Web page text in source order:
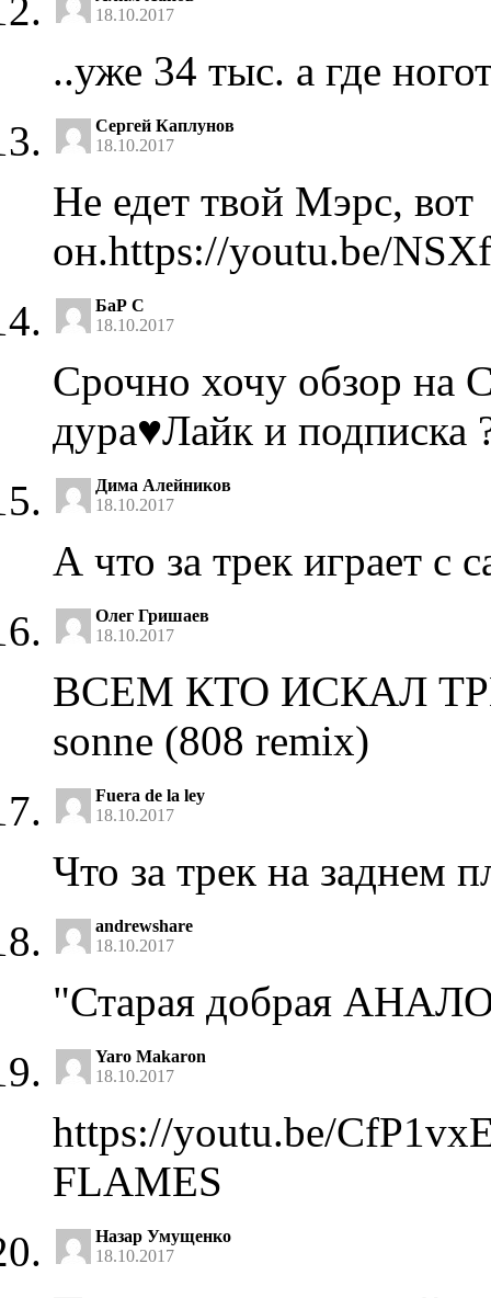
18.10.2017
..уже 34 тыс. а где
Сергей Каплунов
18.10.2017
Не едет твой Мэрс, вот
он.https://youtu.be/
БаР С
18.10.2017
Срочно хочу обзор на
дура♥️Лайк и подписка
Дима Алейников
18.10.2017
А что за трек играет с
Олег Гришаев
18.10.2017
ВСЕМ КТО ИСКАЛ
sonne (808 remix)
Fuera de la ley
18.10.2017
Что за трек на заднем
andrewshare
18.10.2017
"Старая добрая
Yaro Makaron
18.10.2017
https://youtu.be/
FLAMES
Назар Умущенко
18.10.2017